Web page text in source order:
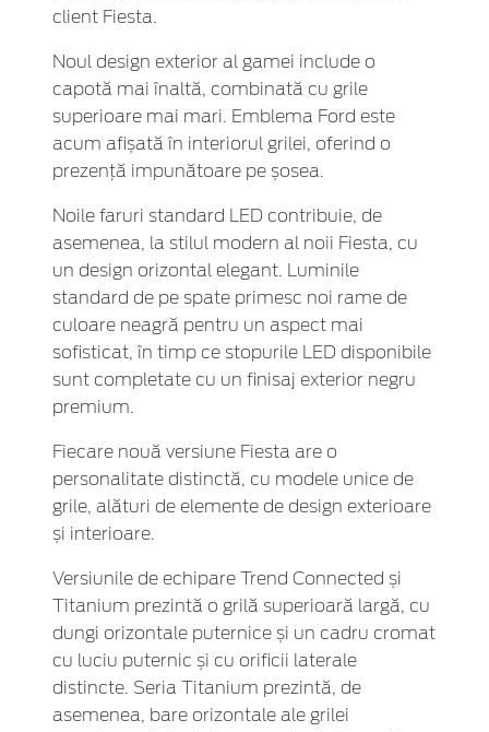
client Fiesta.
Noul design exterior al gamei include o
capotă mai înaltă, combinată cu grile
superioare mai mari. Emblema Ford este
acum afișată în interiorul grilei, oferind o
prezență impunătoare pe șosea.
Noile faruri standard LED contribuie, de
asemenea, la stilul modern al noii Fiesta, cu
un design orizontal elegant. Luminile
standard de pe spate primesc noi rame de
culoare neagră pentru un aspect mai
sofisticat, în timp ce stopurile LED disponibile
sunt completate cu un finisaj exterior negru
premium.
Fiecare nouă versiune Fiesta are o
personalitate distinctă, cu modele unice de
grile, alături de elemente de design exterioare
și interioare.
Versiunile de echipare Trend Connected și
Titanium prezintă o grilă superioară largă, cu
dungi orizontale puternice și un cadru cromat
cu luciu puternic și cu orificii laterale
distincte. Seria Titanium prezintă, de
asemenea, bare orizontale ale grilei